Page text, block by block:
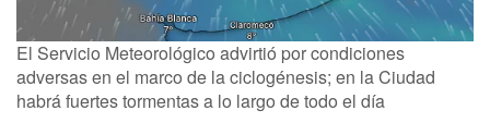
El Servicio Meteorológico advirtió por condiciones
adversas en el marco de la ciclogénesis; en la Ciudad
habrá fuertes tormentas a lo largo de todo el día